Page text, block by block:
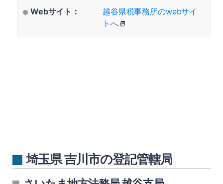
Webサイト：
越谷県税事務所のwebサイ
トへ
埼玉県 吉川市の登記管轄局